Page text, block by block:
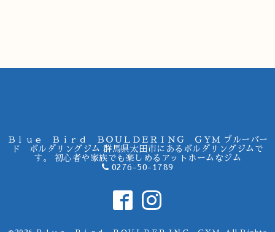
Ｂｌｕｅ Ｂｉｒｄ ＢＯＵＬＤＥＲＩＮＧ ＧＹＭ ブルーバー
ド ボルダリングジム 群馬県太田市にあるボルダリングジムで
す。 初心者や家族でも楽しめるアットホームなジム
0276-50-1789